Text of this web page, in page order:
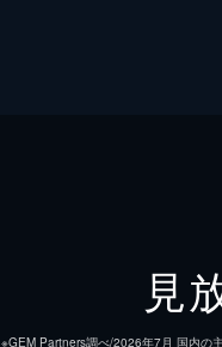
見
※GEM Partners調べ/2026年7⽉ 国内の